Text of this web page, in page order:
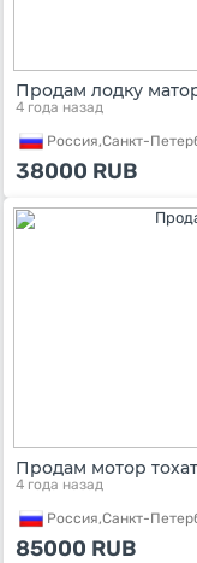
Продам лодку
4 года назад
Россия,Санкт-
38000 RUB
Продам мотор
4 года назад
Россия,Санкт-
85000 RUB